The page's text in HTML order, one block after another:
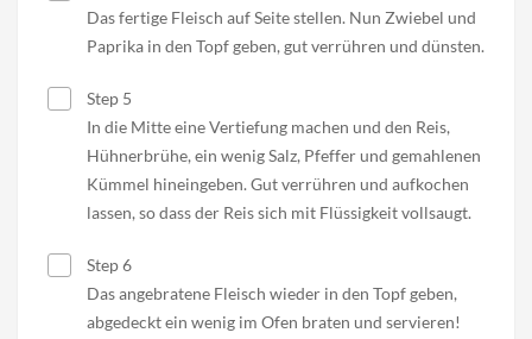
Das fertige Fleisch auf Seite stellen. Nun Zwiebel und
Paprika in den Topf geben, gut verrühren und dünsten.
Step 5
In die Mitte eine Vertiefung machen und den Reis,
Hühnerbrühe, ein wenig Salz, Pfeffer und gemahlenen
Kümmel hineingeben. Gut verrühren und aufkochen
lassen, so dass der Reis sich mit Flüssigkeit vollsaugt.
Step 6
Das angebratene Fleisch wieder in den Topf geben,
abgedeckt ein wenig im Ofen braten und servieren!